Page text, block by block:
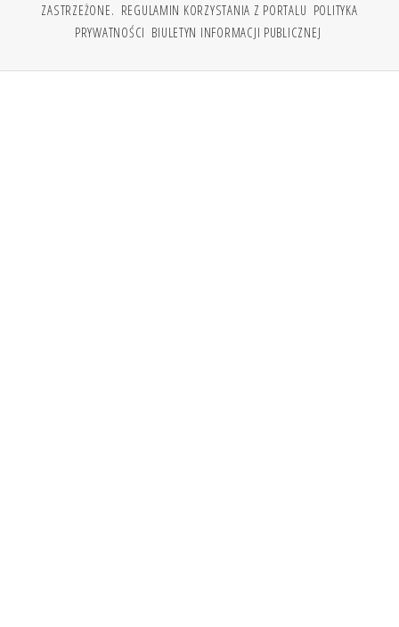
ZASTRZEŻONE. REGULAMIN KORZYSTANIA Z PORTALU POLITYKA
PRYWATNOŚCI BIULETYN INFORMACJI PUBLICZNEJ